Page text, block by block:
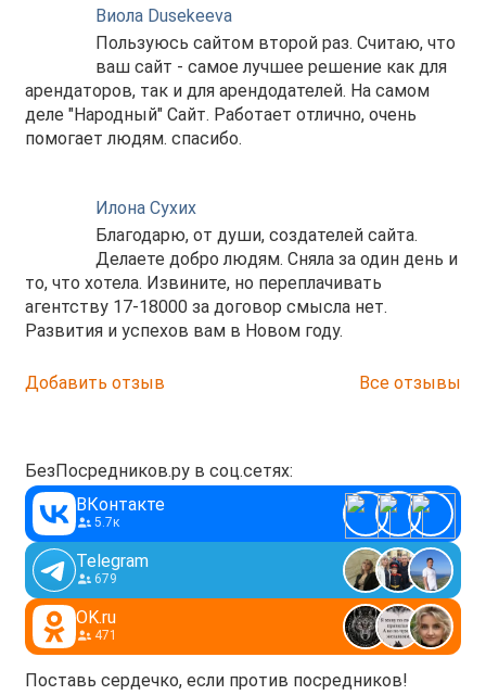
Виола Dusekeeva
Пользуюсь сайтом второй раз. Считаю, что
ваш сайт - самое лучшее решение как для
арендаторов, так и для арендодателей. На самом
деле "Народный" Сайт. Работает отлично, очень
помогает людям. спасибо.
Илона Сухих
Благодарю, от души, создателей сайта.
Делаете добро людям. Сняла за один день и
то, что хотела. Извините, но переплачивать
агентству 17-18000 за договор смысла нет.
Развития и успехов вам в Новом году.
Добавить отзыв Все отзывы
БезПосредников.ру в соц.сетях:
ВКонтакте
5.7к
Telegram
679
OK.ru
471
Поставь сердечко, если против посредников!